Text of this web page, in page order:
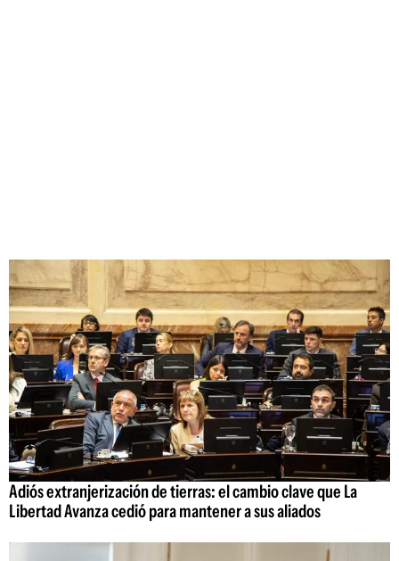
Adiós extranjerización de tierras: el cambio clave que La
Libertad Avanza cedió para mantener a sus aliados